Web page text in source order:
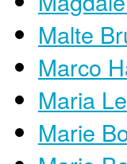
Malte
Marco
Maria
Marie